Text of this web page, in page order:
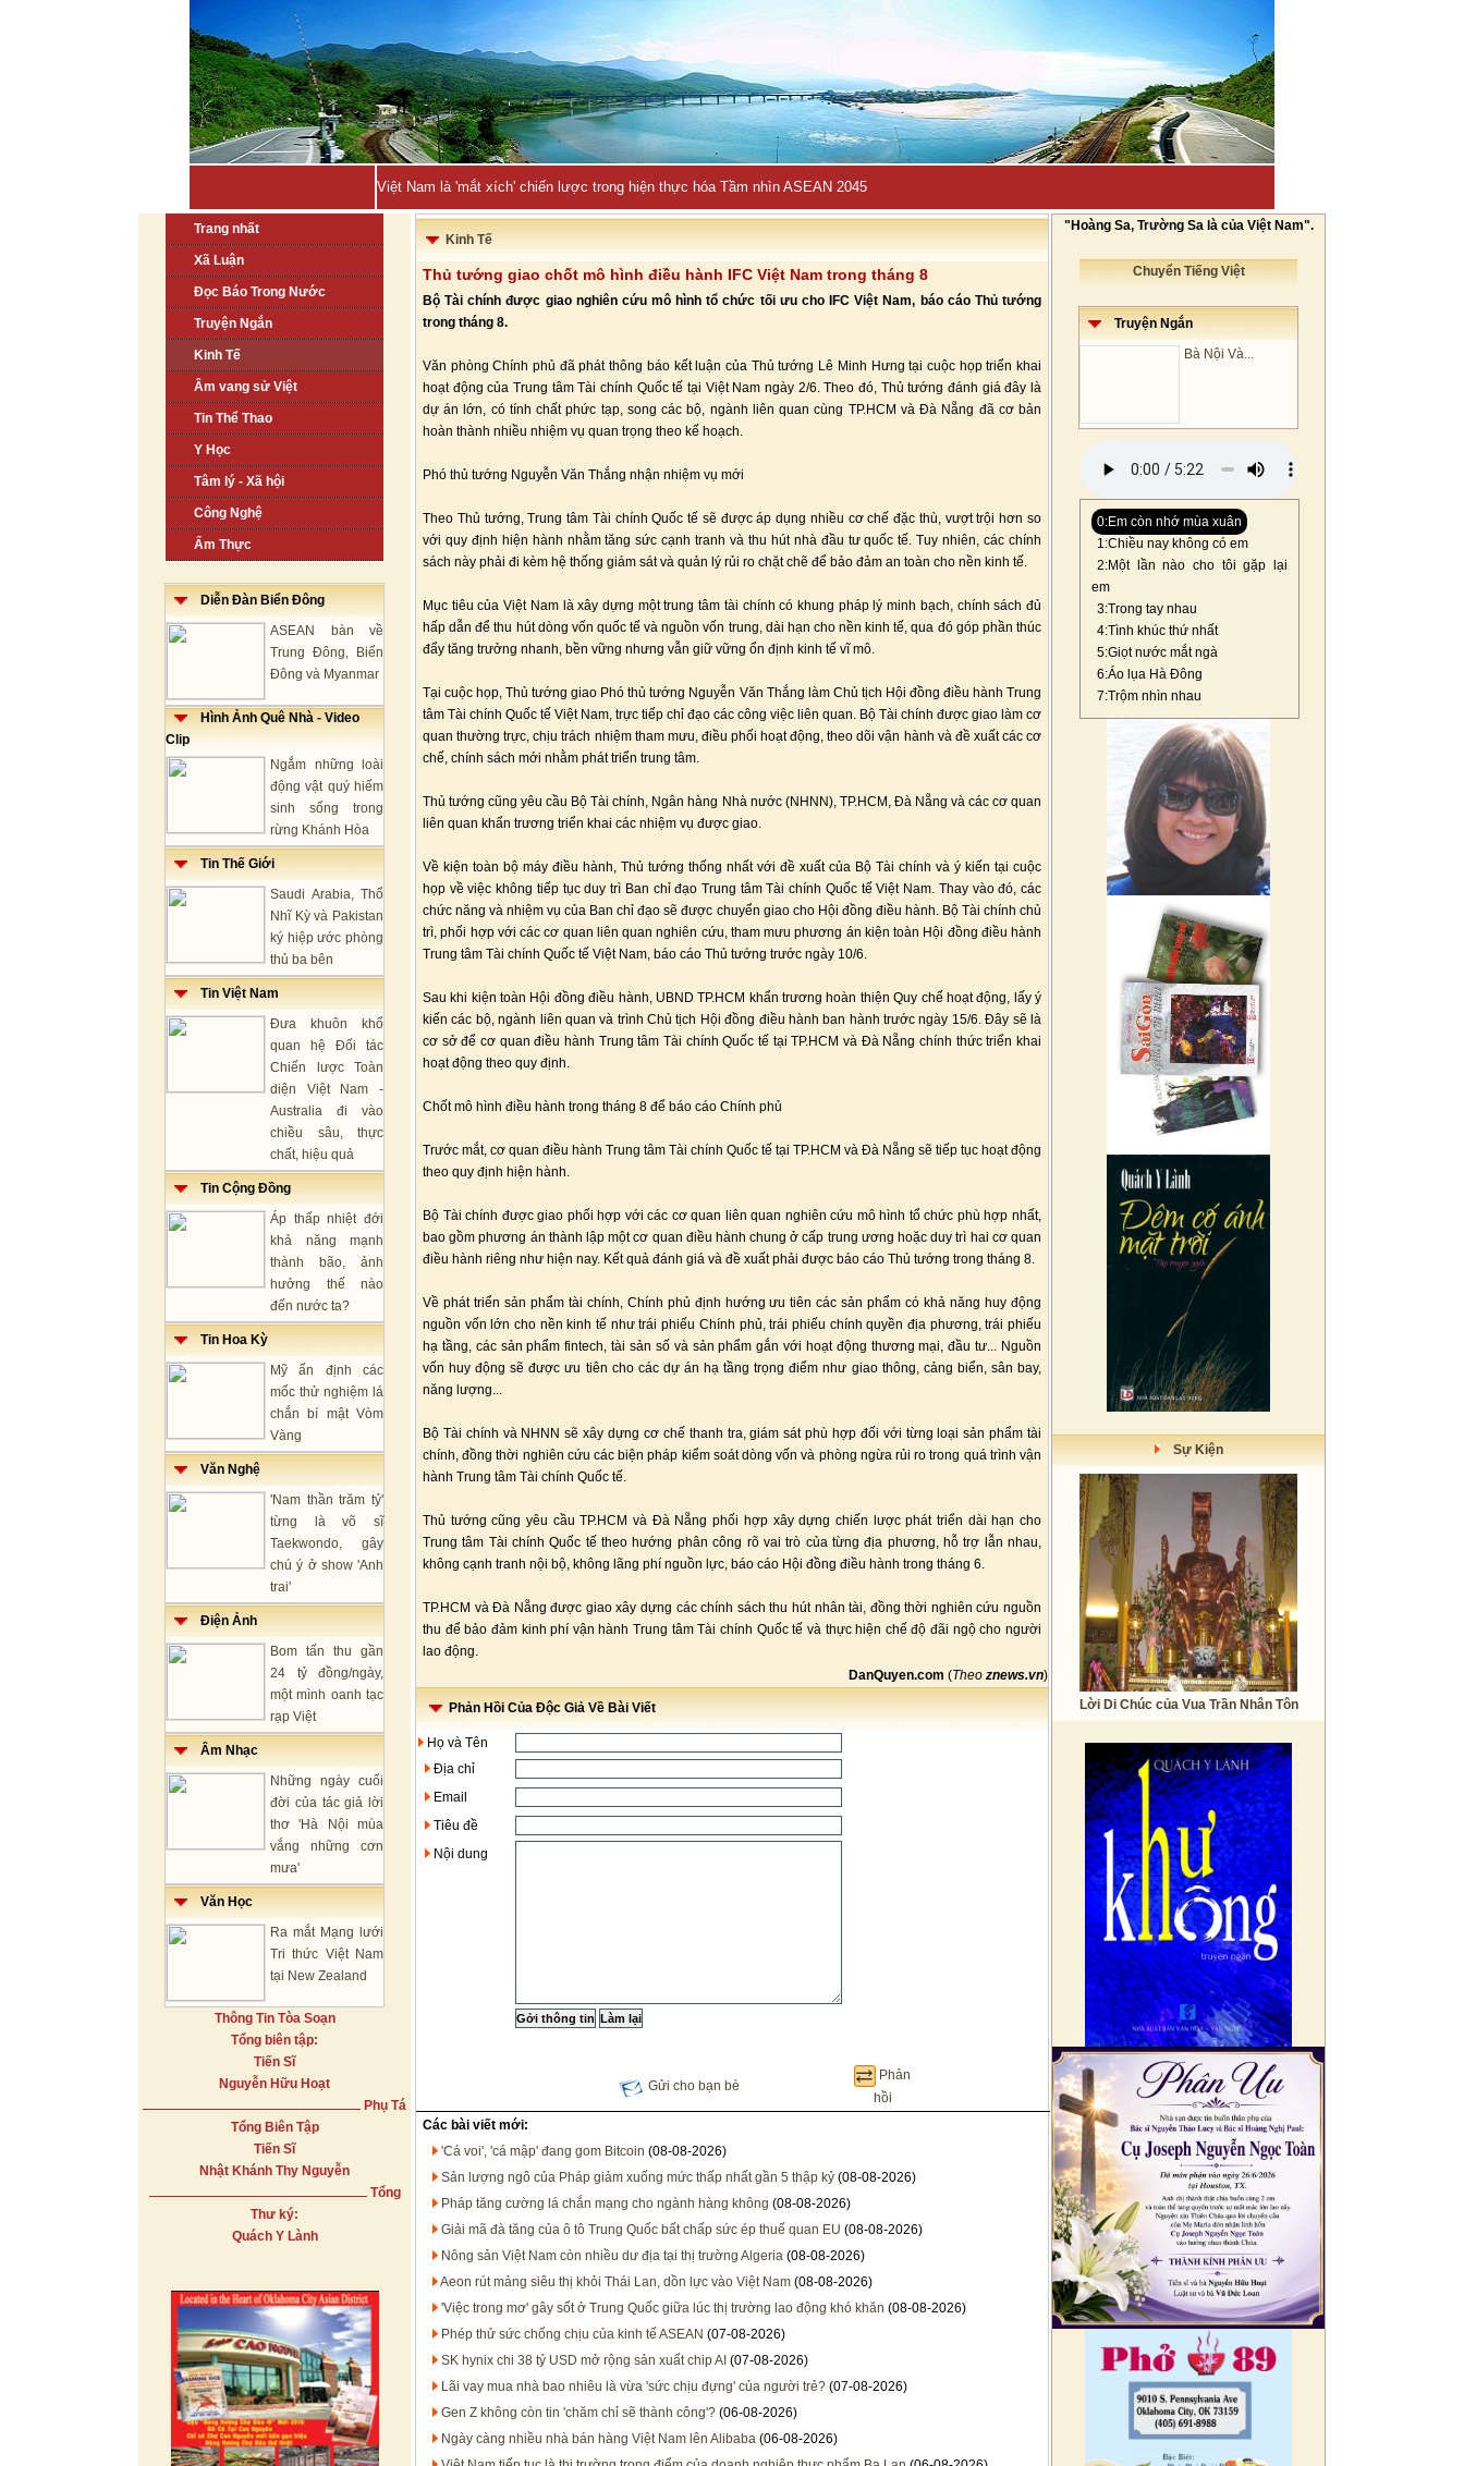
Việt Nam là 'mắt xích' chiến lược trong hiện thực hóa Tầm nhìn ASEAN 2045
Trang nhất
Xã Luận
Đọc Báo Trong Nước
Truyện Ngắn
Kinh Tế
Âm vang sử Việt
Tin Thể Thao
Y Học
Tâm lý - Xã hội
Công Nghệ
Ẩm Thực
Diễn Đàn Biển Đông
ASEAN bàn về
Trung Đông, Biển
Đông và Myanmar
Hình Ảnh Quê Nhà - Video
Clip
Ngắm những loài
động vật quý hiếm
sinh sống trong
rừng Khánh Hòa
Tin Thế Giới
Saudi Arabia, Thổ
Nhĩ Kỳ và Pakistan
ký hiệp ước phòng
thủ ba bên
Tin Việt Nam
Đưa khuôn khổ
quan hệ Đối tác
Chiến lược Toàn
diện Việt Nam -
Australia đi vào
chiều sâu, thực
chất, hiệu quả
Tin Cộng Đồng
Áp thấp nhiệt đới
khả năng mạnh
thành bão, ảnh
hưởng thế nào
đến nước ta?
Tin Hoa Kỳ
Mỹ ấn định các
mốc thử nghiệm lá
chắn bí mật Vòm
Vàng
Văn Nghệ
'Nam thần trăm tỷ'
từng là võ sĩ
Taekwondo, gây
chú ý ở show 'Anh
trai'
Điện Ảnh
Bom tấn thu gần
24 tỷ đồng/ngày,
một mình oanh tạc
rạp Việt
Âm Nhạc
Những ngày cuối
đời của tác giả lời
thơ 'Hà Nội mùa
vắng những cơn
mưa'
Văn Học
Ra mắt Mạng lưới
Tri thức Việt Nam
tại New Zealand
Thông Tin Tòa Soạn
Tổng biên tập:
Tiến Sĩ
Nguyễn Hữu Hoạt
Phụ Tá
Tổng Biên Tập
Tiến Sĩ
Nhật Khánh Thy Nguyễn
Tổng
Thư ký:
Quách Y Lành
Kinh Tế
Thủ tướng giao chốt mô hình điều hành IFC Việt Nam trong tháng 8
Bộ Tài chính được giao nghiên cứu mô hình tổ chức tối ưu cho IFC Việt Nam, báo cáo Thủ tướng
trong tháng 8.
Văn phòng Chính phủ đã phát thông báo kết luận của Thủ tướng Lê Minh Hưng tại cuộc họp triển khai
hoạt động của Trung tâm Tài chính Quốc tế tại Việt Nam ngày 2/6. Theo đó, Thủ tướng đánh giá đây là
dự án lớn, có tính chất phức tạp, song các bộ, ngành liên quan cùng TP.HCM và Đà Nẵng đã cơ bản
hoàn thành nhiều nhiệm vụ quan trọng theo kế hoạch.
Phó thủ tướng Nguyễn Văn Thắng nhận nhiệm vụ mới
Theo Thủ tướng, Trung tâm Tài chính Quốc tế sẽ được áp dụng nhiều cơ chế đặc thù, vượt trội hơn so
với quy định hiện hành nhằm tăng sức cạnh tranh và thu hút nhà đầu tư quốc tế. Tuy nhiên, các chính
sách này phải đi kèm hệ thống giám sát và quản lý rủi ro chặt chẽ để bảo đảm an toàn cho nền kinh tế.
Mục tiêu của Việt Nam là xây dựng một trung tâm tài chính có khung pháp lý minh bạch, chính sách đủ
hấp dẫn để thu hút dòng vốn quốc tế và nguồn vốn trung, dài hạn cho nền kinh tế, qua đó góp phần thúc
đẩy tăng trưởng nhanh, bền vững nhưng vẫn giữ vững ổn định kinh tế vĩ mô.
Tại cuộc họp, Thủ tướng giao Phó thủ tướng Nguyễn Văn Thắng làm Chủ tịch Hội đồng điều hành Trung
tâm Tài chính Quốc tế Việt Nam, trực tiếp chỉ đạo các công việc liên quan. Bộ Tài chính được giao làm cơ
quan thường trực, chịu trách nhiệm tham mưu, điều phối hoạt động, theo dõi vận hành và đề xuất các cơ
chế, chính sách mới nhằm phát triển trung tâm.
Thủ tướng cũng yêu cầu Bộ Tài chính, Ngân hàng Nhà nước (NHNN), TP.HCM, Đà Nẵng và các cơ quan
liên quan khẩn trương triển khai các nhiệm vụ được giao.
Về kiện toàn bộ máy điều hành, Thủ tướng thống nhất với đề xuất của Bộ Tài chính và ý kiến tại cuộc
họp về việc không tiếp tục duy trì Ban chỉ đạo Trung tâm Tài chính Quốc tế Việt Nam. Thay vào đó, các
chức năng và nhiệm vụ của Ban chỉ đạo sẽ được chuyển giao cho Hội đồng điều hành. Bộ Tài chính chủ
trì, phối hợp với các cơ quan liên quan nghiên cứu, tham mưu phương án kiện toàn Hội đồng điều hành
Trung tâm Tài chính Quốc tế Việt Nam, báo cáo Thủ tướng trước ngày 10/6.
Sau khi kiện toàn Hội đồng điều hành, UBND TP.HCM khẩn trương hoàn thiện Quy chế hoạt động, lấy ý
kiến các bộ, ngành liên quan và trình Chủ tịch Hội đồng điều hành ban hành trước ngày 15/6. Đây sẽ là
cơ sở để cơ quan điều hành Trung tâm Tài chính Quốc tế tại TP.HCM và Đà Nẵng chính thức triển khai
hoạt động theo quy định.
Chốt mô hình điều hành trong tháng 8 để báo cáo Chính phủ
Trước mắt, cơ quan điều hành Trung tâm Tài chính Quốc tế tại TP.HCM và Đà Nẵng sẽ tiếp tục hoạt động
theo quy định hiện hành.
Bộ Tài chính được giao phối hợp với các cơ quan liên quan nghiên cứu mô hình tổ chức phù hợp nhất,
bao gồm phương án thành lập một cơ quan điều hành chung ở cấp trung ương hoặc duy trì hai cơ quan
điều hành riêng như hiện nay. Kết quả đánh giá và đề xuất phải được báo cáo Thủ tướng trong tháng 8.
Về phát triển sản phẩm tài chính, Chính phủ định hướng ưu tiên các sản phẩm có khả năng huy động
nguồn vốn lớn cho nền kinh tế như trái phiếu Chính phủ, trái phiếu chính quyền địa phương, trái phiếu
hạ tầng, các sản phẩm fintech, tài sản số và sản phẩm gắn với hoạt động thương mại, đầu tư... Nguồn
vốn huy động sẽ được ưu tiên cho các dự án hạ tầng trọng điểm như giao thông, cảng biển, sân bay,
năng lượng...
Bộ Tài chính và NHNN sẽ xây dựng cơ chế thanh tra, giám sát phù hợp đối với từng loại sản phẩm tài
chính, đồng thời nghiên cứu các biện pháp kiểm soát dòng vốn và phòng ngừa rủi ro trong quá trình vận
hành Trung tâm Tài chính Quốc tế.
Thủ tướng cũng yêu cầu TP.HCM và Đà Nẵng phối hợp xây dựng chiến lược phát triển dài hạn cho
Trung tâm Tài chính Quốc tế theo hướng phân công rõ vai trò của từng địa phương, hỗ trợ lẫn nhau,
không cạnh tranh nội bộ, không lãng phí nguồn lực, báo cáo Hội đồng điều hành trong tháng 6.
TP.HCM và Đà Nẵng được giao xây dựng các chính sách thu hút nhân tài, đồng thời nghiên cứu nguồn
thu để bảo đảm kinh phí vận hành Trung tâm Tài chính Quốc tế và thực hiện chế độ đãi ngộ cho người
lao động.
DanQuyen.com (Theo znews.vn)
Phản Hồi Của Độc Giả Về Bài Viết
Họ và Tên
Địa chỉ
Email
Tiêu đề
Nội dung
Gửi cho bạn bè
Phản
hồi
Các bài viết mới:
'Cá voi', 'cá mập' đang gom Bitcoin (08-08-2026)
Sản lượng ngô của Pháp giảm xuống mức thấp nhất gần 5 thập kỷ (08-08-2026)
Pháp tăng cường lá chắn mạng cho ngành hàng không (08-08-2026)
Giải mã đà tăng của ô tô Trung Quốc bất chấp sức ép thuế quan EU (08-08-2026)
Nông sản Việt Nam còn nhiều dư địa tại thị trường Algeria (08-08-2026)
Aeon rút mảng siêu thị khỏi Thái Lan, dồn lực vào Việt Nam (08-08-2026)
'Việc trong mơ' gây sốt ở Trung Quốc giữa lúc thị trường lao động khó khăn (08-08-2026)
Phép thử sức chống chịu của kinh tế ASEAN (07-08-2026)
SK hynix chi 38 tỷ USD mở rộng sản xuất chip AI (07-08-2026)
Lãi vay mua nhà bao nhiêu là vừa 'sức chịu đựng' của người trẻ? (07-08-2026)
Gen Z không còn tin 'chăm chỉ sẽ thành công'? (06-08-2026)
Ngày càng nhiều nhà bán hàng Việt Nam lên Alibaba (06-08-2026)
"Hoàng Sa, Trường Sa là của Việt Nam".
Chuyển Tiếng Việt
Truyện Ngắn
Bà Nội Và...
0:Em còn nhớ mùa xuân
1:Chiều nay không có em
2:Một lần nào cho tôi gặp lại
em
3:Trong tay nhau
4:Tình khúc thứ nhất
5:Giọt nước mắt ngà
6:Áo lụa Hà Đông
7:Trộm nhìn nhau
Sự Kiện
Lời Di Chúc của Vua Trần Nhân Tôn